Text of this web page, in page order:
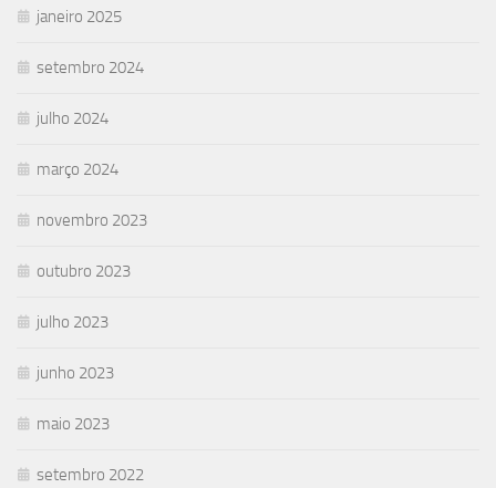
janeiro 2025
setembro 2024
julho 2024
março 2024
novembro 2023
outubro 2023
julho 2023
junho 2023
maio 2023
setembro 2022